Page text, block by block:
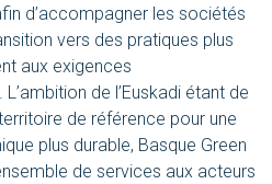
d’accompagner les sociétés
vers des pratiques plus
aux exigences
de l’Euskadi étant de
de référence pour une
plus durable, Basque Green
de services aux acteurs